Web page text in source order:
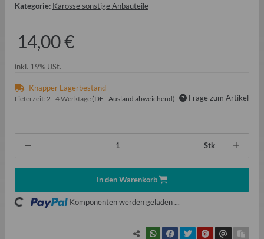
Kategorie: Karosse sonstige Anbauteile
14,00 €
inkl. 19% USt.
Knapper Lagerbestand
Lieferzeit: 2 - 4 Werktage (DE - Ausland abweichend) Frage zum Artikel
Stk
In den Warenkorb
Komponenten werden geladen ...